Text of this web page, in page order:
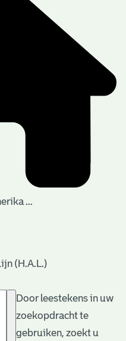
...
(H.A.L.)
Door leestekens in uw
zoekopdracht te
gebruiken, zoekt u